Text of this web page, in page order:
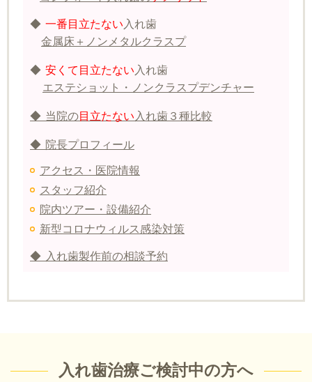
◆ 一番目立たない入れ歯
金属床＋ノンメタルクラスプ
◆ 安くて目立たない入れ歯
エステショット・ノンクラスプデンチャー
◆ 当院の目立たない入れ歯３種比較
◆ 院長プロフィール
アクセス・医院情報
スタッフ紹介
院内ツアー・設備紹介
新型コロナウィルス感染対策
◆ 入れ歯製作前の相談予約
入れ歯治療ご検討中の方へ